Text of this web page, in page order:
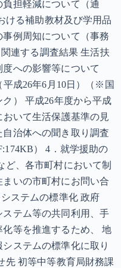
担軽減について（通
ける補助教材及び学用品
例周知について（事務
連する調査結果 生活扶
への影響等について
平成26年6月10日）（※国
） 平成26年度から平成
いて生活保護基準の見
治体への聞き取り調査
） 4．就学援助の
ど、各市町村において制
いの市町村にお問い合
ステムの標準化 政府
テム等の共同利用、手
等を推進するため、 地
ステムの標準化に取り
先 初等中等教育局財務課